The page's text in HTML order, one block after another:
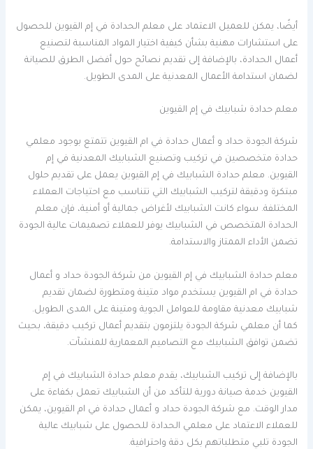
أيضًا، يمكن للعميل الاعتماد على معلم الحدادة في إم القيوين للحصول
على استشارات مهنية بشأن كيفية اختيار المواد المناسبة لتصنيع
أعمال الحدادة، بالإضافة إلى تقديم نصائح حول أفضل الطرق للصيانة
لضمان استدامة الأعمال المعدنية على المدى الطويل.
معلم حدادة شبابيك في إم القيوين
شركة الجودة حداد و أعمال حدادة في ام القيوين تتمتع بوجود معلمي
حدادة متخصصين في تركيب وتصنيع الشبابيك المعدنية في إم
القيوين. معلم حدادة الشبابيك في إم القيوين يعمل على تقديم حلول
مبتكرة ودقيقة لتركيب الشبابيك التي تتناسب مع احتياجات العملاء
المختلفة. سواء كانت الشبابيك لأغراض جمالية أو أمنية، فإن معلم
الحدادة المتخصص في الشبابيك يوفر للعملاء تصميمات عالية الجودة
تضمن الأداء الممتاز والاستدامة.
معلم حدادة الشبابيك في إم القيوين من شركة الجودة حداد و أعمال
حدادة في ام القيوين يستخدم مواد متينة ومتطورة لضمان تقديم
شبابيك معدنية مقاومة للعوامل الجوية ومتينة على المدى الطويل.
كما أن معلمي شركة الجودة يلتزمون بتقديم أعمال تركيب دقيقة، بحيث
تضمن توافق الشبابيك مع التصاميم المعمارية للمنشآت.
بالإضافة إلى تركيب الشبابيك، يقدم معلم حدادة الشبابيك في إم
القيوين خدمة صيانة دورية للتأكد من أن الشبابيك تعمل بكفاءة على
مدار الوقت. مع شركة الجودة حداد و أعمال حدادة في ام القيوين، يمكن
للعملاء الاعتماد على معلمي الحدادة للحصول على شبابيك عالية
الجودة تلبي متطلباتهم بكل دقة واحترافية.